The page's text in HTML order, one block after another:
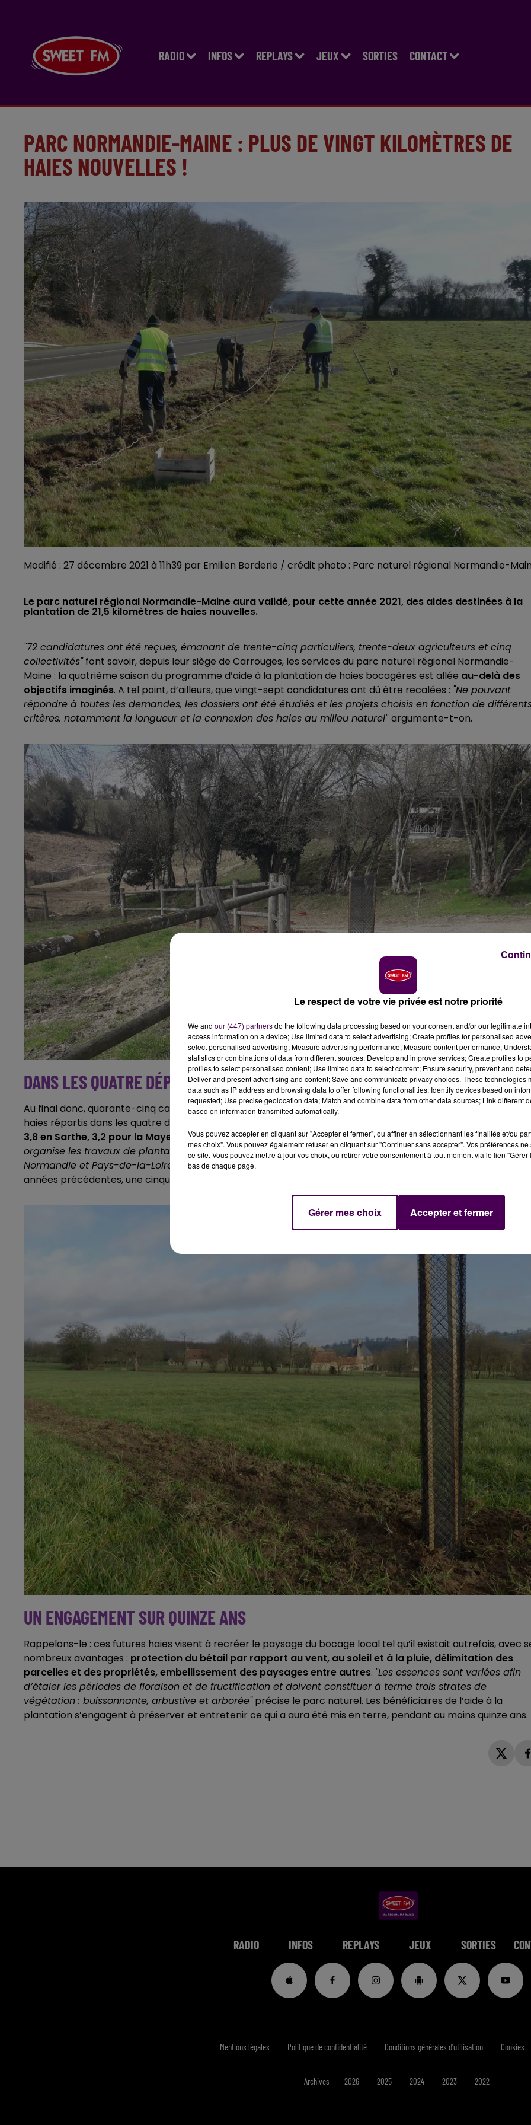
RADIO INFOS REPLAYS JEUX SORTIES CONTACT
PARC NORMANDIE-MAINE : PLUS DE VINGT KILOMÈTRES DE
HAIES NOUVELLES !
Modifié : 27 décembre 2021 à 11h39 par Emilien Borderie / crédit photo : Parc naturel régional Normandie-
Le parc naturel régional Normandie-Maine aura validé, pour cette année 2021, des aides destinées à la
plantation de 21,5 kilomètres de haies nouvelles.
"72 candidatures ont été reçues, émanant de trente-cinq particuliers, trente-deux agriculteurs et cinq
collectivités"font savoir, depuis leur siège de Carrouges, les services du parc naturel régional Normandie-
Maine : la quatrième saison du programme d’aide à la plantation de haies bocagères est allée au-delà des
objectifs imaginés. A tel point, d’ailleurs, que vingt-sept candidatures ont dû être recalées : "Ne pouvant
répondre à toutes les demandes, les dossiers ont été étudiés et les projets choisis en fonction de
critères, notamment la longueur et la connexion des haies au milieu naturel"argumente-t-on.
DANS LES QUATRE DÉPARTEMENTS
Au final donc, quarante-cinq candidatures ont été retenues, soit un total, tout additionné, de 21,5 kilomètres
haies répartis dans les quatre départements sur lesquels s’étend le parc naturel :
3,8 en Sarthe, 3,2 pour la Mayenne et 200 mètres dans la Manche. Les plantations ont lieu cet hiver :"Le
organise les travaux de plantation et les finance à hauteur de 80% grâce à des subventions des régions
Normandie et Pays-de-la-Loire ainsi que des départements de l’Orne et de la Mayenne"
années précédentes, une cinquantaine de kilomètres avait, déjà, été
UN ENGAGEMENT SUR QUINZE ANS
Rappelons-le : ces futures haies visent à recréer le paysage du bocage local tel qu’il existait autrefois, avec
nombreux avantages : protection du bétail par rapport au vent, au soleil et à la pluie, délimitation des
parcelles et des propriétés, embellissement des paysages entre autres. "Les essences sont variées afin
d’étaler les périodes de floraison et de fructification et doivent constituer à terme trois strates de
végétation : buissonnante, arbustive et arborée"précise le parc naturel. Les bénéficiaires de l’aide à la
plantation s’engagent à préserver et entretenir ce qui a aura été mis en terre, pendant au moins quinze ans.
RADIO INFOS REPLAYS JEUX SORTIES
Mentions légales Politique de confidentialité Conditions générales d'utilisation Cookies
Archives 2026 2025 2024 2023 2022
Le respect de votre vie privée est notre priorité
We and our (447) partnersdo the following data processing based on your consent and/or our legitimate
access information on a device; Use limited data to select advertising; Create profiles for personalised
select personalised advertising; Measure advertising performance; Measure content performance;
statistics or combinations of data from different sources; Develop and improve services; Create profiles to
profiles to select personalised content; Use limited data to select content; Ensure security, prevent and
Deliver and present advertising and content; Save and communicate privacy choices. These technologies
data such as IP address and browsing data to offer following functionalities: Identify devices based on
requested; Use precise geolocation data; Match and combine data from other data sources; Link different
based on information transmitted automatically.
Vous pouvez accepter en cliquant sur "Accepter et fermer", ou affiner en sélectionnant les finalités et/ou
mes choix". Vous pouvez également refuser en cliquant sur "Continuer sans accepter". Vos préférences
ce site. Vous pouvez mettre à jour vos choix, ou retirer votre consentement à tout moment via le lien
bas de chaque page.
Gérer mes choix Accepter et fermer